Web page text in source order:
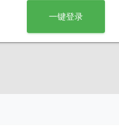
一键登录